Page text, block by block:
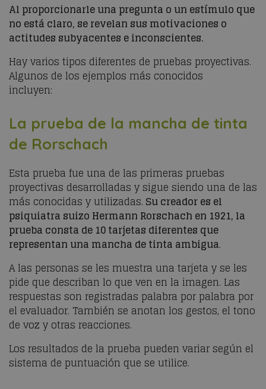
Al proporcionarle una pregunta o un estímulo que
no está claro, se revelan sus motivaciones o
actitudes subyacentes e inconscientes.
Hay varios tipos diferentes de pruebas proyectivas.
Algunos de los ejemplos más conocidos
incluyen:
La prueba de la mancha de tinta
de Rorschach
Esta prueba fue una de las primeras pruebas
proyectivas desarrolladas y sigue siendo una de las
más conocidas y utilizadas. Su creador es el
psiquiatra suizo Hermann Rorschach en 1921, la
prueba consta de 10 tarjetas diferentes que
representan una mancha de tinta ambigua.
A las personas se les muestra una tarjeta y se les
pide que describan lo que ven en la imagen. Las
respuestas son registradas palabra por palabra por
el evaluador. También se anotan los gestos, el tono
de voz y otras reacciones.
Los resultados de la prueba pueden variar según el
sistema de puntuación que se utilice.